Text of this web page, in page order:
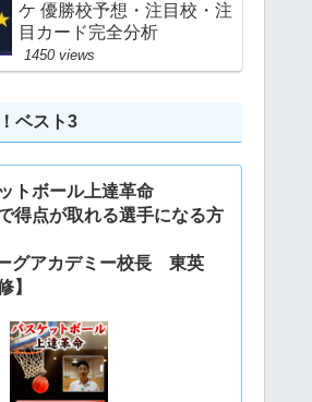
ケ 優勝校予想・注目校・注
目カード完全分析
1450 views
ベスト3
トボール上達革命
得点が取れる選手になる方
グアカデミー校長 東英
】